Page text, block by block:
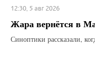
12:30, 5 авг 2026
Жара вернётся в
Синоптики рассказали,